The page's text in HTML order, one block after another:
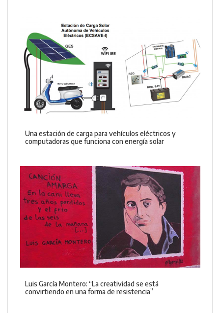
Una estación de carga para vehículos eléctricos y
computadoras que funciona con energía solar
Luis García Montero: “La creatividad se está
convirtiendo en una forma de resistencia”